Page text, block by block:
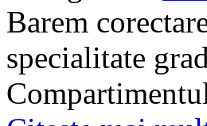
Barem
specialitate